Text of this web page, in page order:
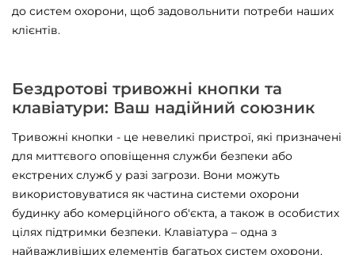
до систем охорони, щоб задовольнити потреби наших
клієнтів.
Бездротові тривожні кнопки та
клавіатури: Ваш надійний союзник
Тривожні кнопки - це невеликі пристрої, які призначені
для миттєвого оповіщення служби безпеки або
екстрених служб у разі загрози. Вони можуть
використовуватися як частина системи охорони
будинку або комерційного об'єкта, а також в особистих
цілях підтримки безпеки. Клавіатура – одна з
найважливіших елементів багатьох систем охорони.